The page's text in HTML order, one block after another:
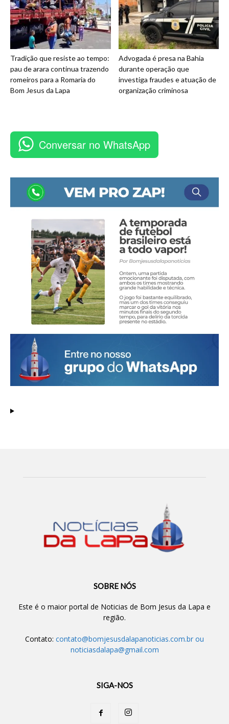
Tradição que resiste ao tempo:
pau de arara continua trazendo
romeiros para a Romaria do
Bom Jesus da Lapa
Advogada é presa na Bahia
durante operação que
investiga fraudes e atuação de
organização criminosa
Conversar no WhatsApp
SOBRE NÓS
Este é o maior portal de Noticias de Bom Jesus da Lapa e
região.
Contato: contato@bomjesusdalapanoticias.com.br ou
noticiasdalapa@gmail.com
SIGA-NOS